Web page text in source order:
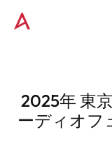
2025年 東
ーディオフ